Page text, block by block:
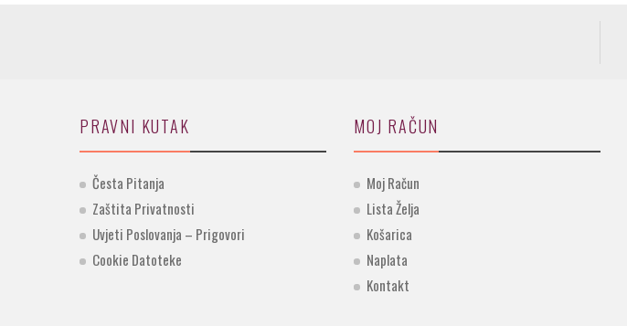
PRAVNI KUTAK
Česta Pitanja
Zaštita Privatnosti
Uvjeti Poslovanja – Prigovori
Cookie Datoteke
MOJ RAČUN
Moj Račun
Lista Želja
Košarica
Naplata
Kontakt